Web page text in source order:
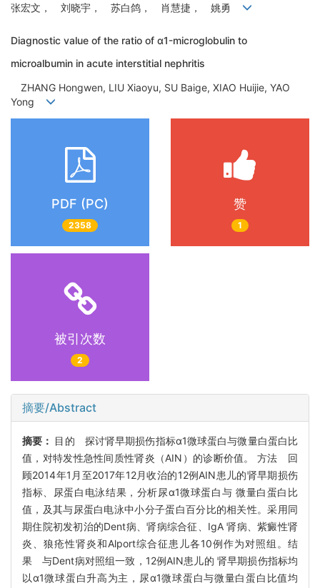
张宏文， 刘晓宇， 苏白鸽， 肖慧捷， 姚勇
Diagnostic value of the ratio of α1-microglobulin to
microalbumin in acute interstitial nephritis
ZHANG Hongwen, LIU Xiaoyu, SU Baige, XIAO Huijie, YAO
Yong
PDF (PC)
2358
赞
1
被引次数
2
摘要/Abstract
摘要： 目的 探讨肾早期损伤指标α1微球蛋白与微量白蛋白比
值，对特发性急性间质性肾炎（AIN）的诊断价值。 方法 回
顾2014年1月至2017年12月收治的12例AIN患儿的肾早期损伤
指标、尿蛋白电泳结果，分析尿α1微球蛋白与 微量白蛋白比
值，及其与尿蛋白电泳中小分子蛋白百分比的相关性。采用同
期住院初发初治的Dent病、肾病综合征、IgA 肾病、紫癜性肾
炎、狼疮性肾炎和Alport综合征患儿各10例作为对照组。结
果 与Dent病对照组一致，12例AIN患儿的 肾早期损伤指标均
以α1微球蛋白升高为主，尿α1微球蛋白与微量白蛋白比值均